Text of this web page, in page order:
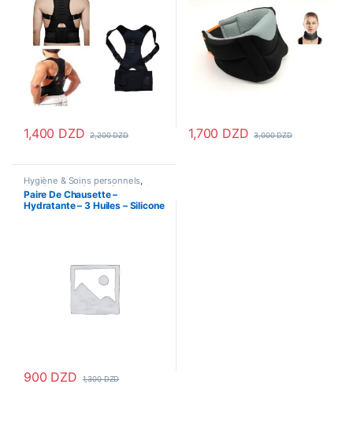
1,400 DZD 2,200DZD 1,700 DZD 3,000DZD
Hygiène & Soins personnels
Santé & Beauté Santé & Premiers
Soins ,soin pieds
Paire De Chausette –
Hydratante – 3 Huiles – Silicone
900 DZD 1,300DZD